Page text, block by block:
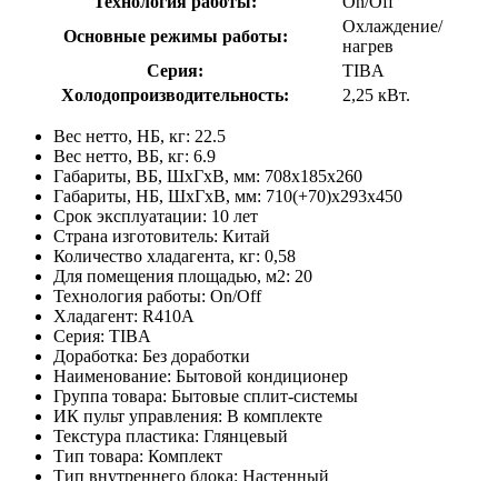
Основные режимы работы:
Охлаждение/
нагрев
Серия:
TIBA
Холодопроизводительность:
2,25 кВт.
Вес нетто, НБ, кг: 22.5
Вес нетто, ВБ, кг: 6.9
Габариты, ВБ, ШхГхВ, мм: 708x185x260
Габариты, НБ, ШхГхВ, мм: 710(+70)x293x450
Срок эксплуатации: 10 лет
Страна изготовитель: Китай
Количество хладагента, кг: 0,58
Для помещения площадью, м2: 20
Технология работы: On/Off
Хладагент: R410A
Серия: TIBA
Доработка: Без доработки
Наименование: Бытовой кондиционер
Группа товара: Бытовые сплит-системы
ИК пульт управления: В комплекте
Текстура пластика: Глянцевый
Тип товара: Комплект
Тип внутреннего блока: Настенный